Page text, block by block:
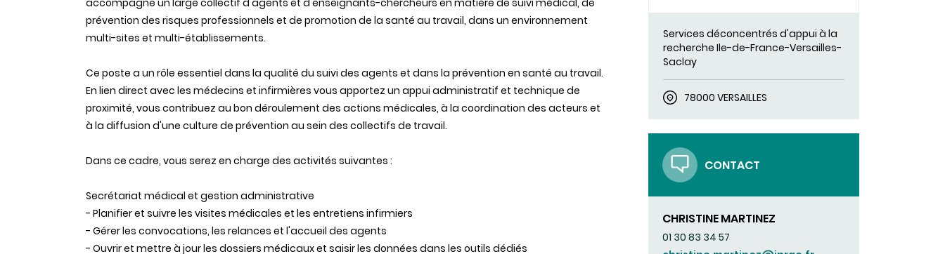
accompagne un large collectif d'agents et d'enseignants-chercheurs en matière de suivi médical, de
prévention des risques professionnels et de promotion de la santé au travail, dans un environnement
multi-sites et multi-établissements.
Ce poste a un rôle essentiel dans la qualité du suivi des agents et dans la prévention en santé au travail.
En lien direct avec les médecins et infirmières vous apportez un appui administratif et technique de
proximité, vous contribuez au bon déroulement des actions médicales, à la coordination des acteurs et
à la diffusion d'une culture de prévention au sein des collectifs de travail.
Dans ce cadre, vous serez en charge des activités suivantes :
Secrétariat médical et gestion administrative
- Planifier et suivre les visites médicales et les entretiens infirmiers
- Gérer les convocations, les relances et l'accueil des agents
- Ouvrir et mettre à jour les dossiers médicaux et saisir les données dans les outils dédiés
Services déconcentrés d'appui à la
recherche Ile-de-France-Versailles-
Saclay
78000 VERSAILLES
CONTACT
CHRISTINE MARTINEZ
01 30 83 34 57